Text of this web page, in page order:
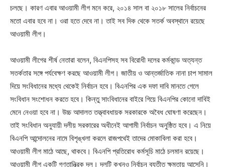
চলছে। কারণ এবার আওয়ামী লীগ মনে করে, ২০১৪ সাল বা ২০১৮ সালের নির্বাচনের
মতো এবার হবে না। ওরা হতে দেবে না। তাই সব দিক থেকে সতর্ক অবস্থানে রয়েছে
আওয়ামী লীগ।
আওয়ামী লীগের শীর্ষ নেতারা বলেন, বিএনপিসহ সব বিরোধী দলের কর্মকান্ড অত্যন্ত
সতর্কতার সঙ্গে পর্যবেক্ষণ করছে আওয়ামী লীগ। জাতীয় ও আন্তর্জাতিক নানা চাপ সামাল
দিয়ে সংবিধানের মধ্যে থেকেই নির্বাচন হবে। বিএনপির এক দফা দাবি মানতে গেলে
সংবিধান সংশোধন করতে হবে। কিন্তু সাংবিধানের বাইরে গিয়ে বিএনপির কোনো দাবিই
মেনে নেওয়া হবে না। উচ্চ আদালত তত্ত্বাবধায়ক সরকারকে অবৈধ ঘোষণা করেছেন।
তাই সংবিধান অনুযায়ী দলীয় সরকারের অধীনেই আগামী নির্বাচন অনুষ্ঠিত হবে। এ নিয়ে
বিএনপি আন্দোলনের নামে বিশৃঙ্খলা করলে রাজপথেই তাদের মোকাবিলা করা হবে।
আওয়ামী লীগ মাঠে আছে, থাকবে। বিএনপি প্রতিরোধ কর্মসূচি মাঠে চলমান রয়েছে।
আওয়ামী লীগ একটি গণতান্ত্রিক দল। দলটি কখনও নির্বাচন ব্যতীত ক্ষমতায় আসেনি।